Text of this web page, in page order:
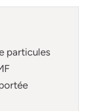
particules